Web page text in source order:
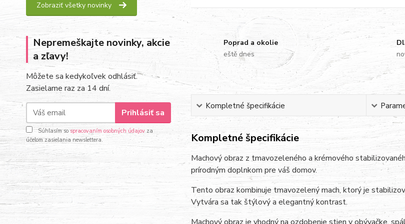
Zobraziť všetky novinky
Nepremeškajte novinky, akcie
a zľavy!
Môžete sa kedykoľvek odhlásiť.
Zasielame raz za 14 dní.
Prihlásiť sa
Súhlasím sospracovaním osobných údajov za
účelom zasielania newslettera.
Poprad a okolie
eště dnes
Kompletné špecifikácie
Kompletné špecifikácie
Machový obraz z tmavozeleného a krémového
prírodným doplnkom pre váš domov.
Tento obraz kombinuje tmavozelený mach, ktorý je
Vytvára sa tak štýlový a elegantný kontrast.